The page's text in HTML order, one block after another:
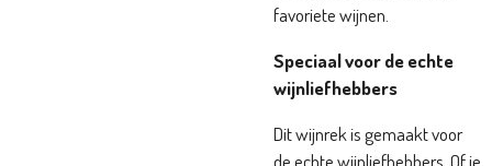
favoriete wijnen.
Speciaal voor de echte
wijnliefhebbers
Dit wijnrek is gemaakt voor
de echte wijnliefhebbers. Of je